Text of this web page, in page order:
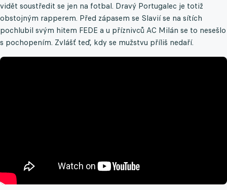
vidět soustředit se jen na fotbal. Dravý Portugalec je totiž
obstojným rapperem. Před zápasem se Slavií se na sítích
pochlubil svým hitem FEDE a u příznivců AC Milán se to nesešlo
s pochopením. Zvlášť teď, kdy se mužstvu příliš nedaří.